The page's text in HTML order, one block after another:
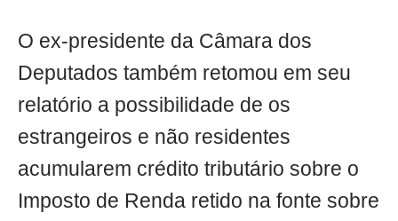
O ex-presidente da Câmara dos
Deputados também retomou em seu
relatório a possibilidade de os
estrangeiros e não residentes
acumularem crédito tributário sobre o
Imposto de Renda retido na fonte sobre